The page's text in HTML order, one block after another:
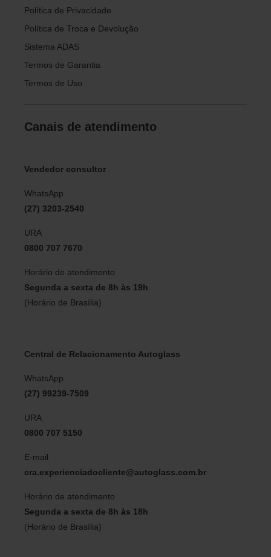
Política de Privacidade
Política de Troca e Devolução
Sistema ADAS
Termos de Garantia
Termos de Uso
Canais de atendimento
Vendedor consultor
WhatsApp
(27) 3203-2540
URA
0800 707 7670
Horário de atendimento
Segunda a sexta de 8h às 19h
(Horário de Brasília)
Central de Relacionamento Autoglass
WhatsApp
(27) 99239-7509
URA
0800 707 5150
E-mail
cra.experienciadocliente@autoglass.com.br
Horário de atendimento
Segunda a sexta de 8h às 18h
(Horário de Brasília)